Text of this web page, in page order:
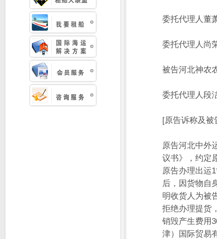
委托代理人董
委托代理人尚
被告河北神农
委托代理人段
[原告诉称及被
原告河北中外
议书》，约定
原告办理出运
后，因货物自
明收货人为被
拒绝办理提货
销毁产生费用
津）国际贸易